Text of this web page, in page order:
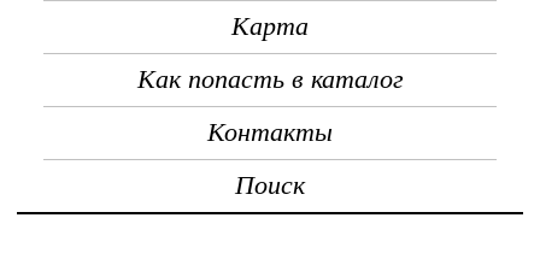
Карта
Как попасть в каталог
Контакты
Поиск